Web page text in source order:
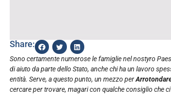
Share:
Sono certamente numerose le famiglie nel nostyro
di aiuto da parte dello Stato, anche chi ha un lavoro
entità. Serve, a questo punto, un mezzo per
cercare per trovare, magari con qualche consiglio che